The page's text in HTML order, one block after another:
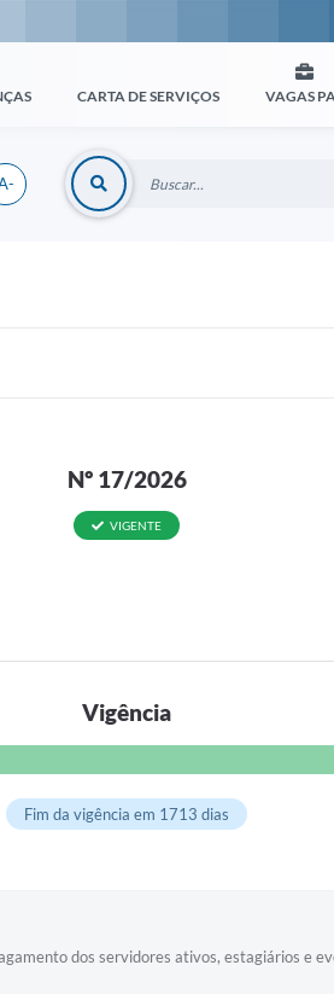
CARTA DE SERVIÇOS VAGAS
Nº 17/2026
VIGENTE
Vigência
Fim da vigência em 1713 dias
dos servidores ativos, estagiários e